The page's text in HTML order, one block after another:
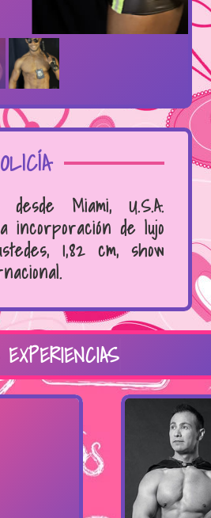
desde Miami, U.S.A.
incorporación de lujo
1,82 cm, show